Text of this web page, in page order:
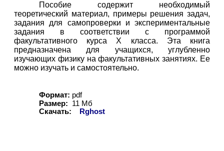
Пособие содержит необходимый
теоретический материал, примеры решения задач,
задания для самопроверки и экспериментальные
задания в соответствии с программой
факультативного курса X класса. Эта книга
предназначена для учащихся, углубленно
изучающих физику на факультативных занятиях. Ее
можно изучать и самостоятельно.
Формат: pdf
Размер:
11 Мб
Скачать:
Rghost